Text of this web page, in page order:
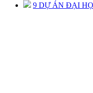
9 DỰ ÁN ĐẠI